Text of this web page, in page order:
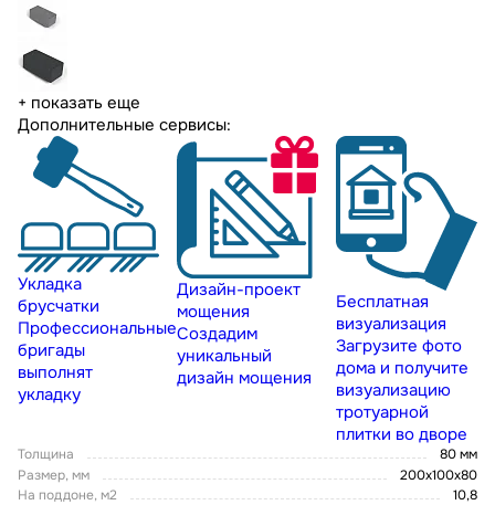
+ показать еще
Дополнительные сервисы:
Укладка
брусчатки
Профессиональные
бригады
выполнят
укладку
Дизайн-проект
мощения
Создадим
уникальный
дизайн мощения
Бесплатная
визуализация
Загрузите фото
дома и получите
визуализацию
тротуарной
плитки во дворе
Толщина
80 мм
Размер, мм
200х100х80
На поддоне, м2
10,8